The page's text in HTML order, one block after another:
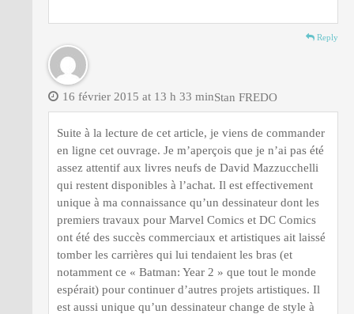
Reply
Stan FREDO
16 février 2015 at 13 h 33 min
Suite à la lecture de cet article, je viens de commander
en ligne cet ouvrage. Je m’aperçois que je n’ai pas été
assez attentif aux livres neufs de David Mazzucchelli
qui restent disponibles à l’achat. Il est effectivement
unique à ma connaissance qu’un dessinateur dont les
premiers travaux pour Marvel Comics et DC Comics
ont été des succès commerciaux et artistiques ait laissé
tomber les carrières qui lui tendaient les bras (et
notamment ce « Batman: Year 2 » que tout le monde
espérait) pour continuer d’autres projets artistiques. Il
est aussi unique qu’un dessinateur change de style à